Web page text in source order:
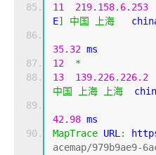
11
219.158. 6.253
E] 中国 上海
35.32 ms
12
*
13
139.226. 226.2
中国
上海 上海
42.98 ms
MapTrace URL :
acemap/979b9ae9-